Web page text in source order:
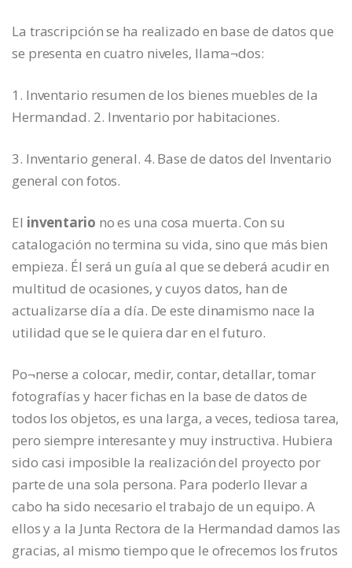
La trascripción se ha realizado en base de datos que
se presenta en cuatro niveles, llama¬dos:
1. Inventario resumen de los bienes muebles de la
Hermandad. 2. Inventario por habitaciones.
3. Inventario general. 4. Base de datos del Inventario
general con fotos.
El inventario no es una cosa muerta. Con su
catalogación no termina su vida, sino que más bien
empieza. Él será un guía al que se deberá acudir en
multitud de ocasiones, y cuyos datos, han de
actualizarse día a día. De este dinamismo nace la
utilidad que se le quiera dar en el futuro.
Po¬nerse a colocar, medir, contar, detallar, tomar
fotografías y hacer fichas en la base de datos de
todos los objetos, es una larga, a veces, tediosa tarea,
pero siempre interesante y muy instructiva. Hubiera
sido casi imposible la realización del proyecto por
parte de una sola persona. Para poderlo llevar a
cabo ha sido necesario el trabajo de un equipo. A
ellos y a la Junta Rectora de la Hermandad damos las
gracias, al mismo tiempo que le ofrecemos los frutos